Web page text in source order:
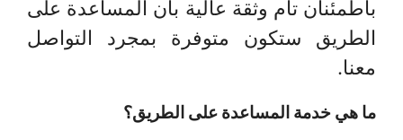
باطمئنان تام وثقة عالية بأن المساعدة على
الطريق ستكون متوفرة بمجرد التواصل
معنا.
ما هي خدمة المساعدة على الطريق؟